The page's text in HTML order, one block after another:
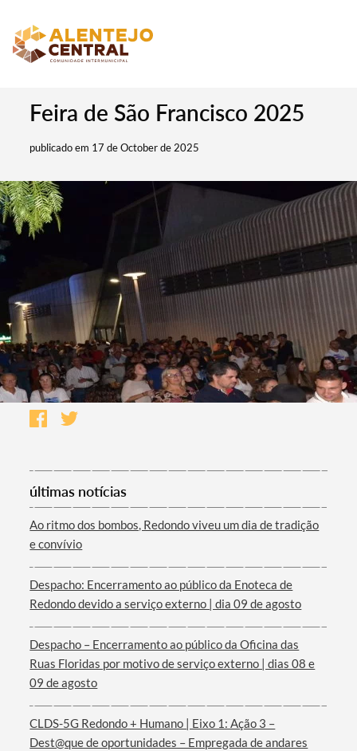
Feira de São Francisco 2025
publicado em 17 de October de 2025
últimas notícias
Ao ritmo dos bombos, Redondo viveu um dia de tradição
e convívio
Despacho: Encerramento ao público da Enoteca de
Redondo devido a serviço externo | dia 09 de agosto
Despacho – Encerramento ao público da Oficina das
Ruas Floridas por motivo de serviço externo | dias 08 e
09 de agosto
CLDS-5G Redondo + Humano | Eixo 1: Ação 3 –
Dest@que de oportunidades – Empregada de andares